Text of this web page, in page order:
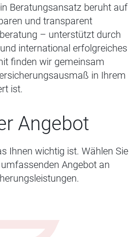
Beratungsansatz beruht auf
und transparent
– unterstützt durch
international erfolgreiches
finden wir gemeinsam
in Ihrem
ist.
Angebot
Ihnen wichtig ist. Wählen Sie
Angebot an